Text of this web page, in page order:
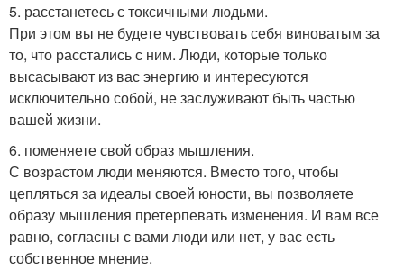
5. расстанетесь с токсичными людьми.
При этом вы не будете чувствовать себя виноватым за
то, что расстались с ним. Люди, которые только
высасывают из вас энергию и интересуются
исключительно собой, не заслуживают быть частью
вашей жизни.
6. поменяете свой образ мышления.
С возрастом люди меняются. Вместо того, чтобы
цепляться за идеалы своей юности, вы позволяете
образу мышления претерпевать изменения. И вам все
равно, согласны с вами люди или нет, у вас есть
собственное мнение.